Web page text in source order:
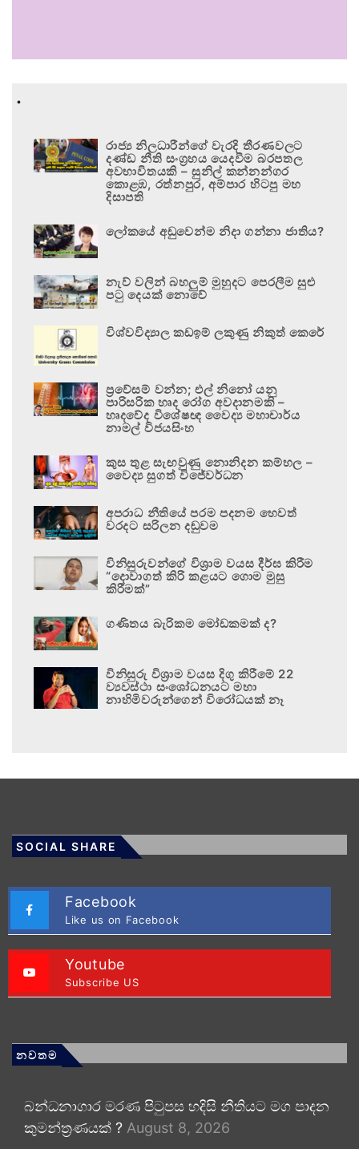
.
රාජ්‍ය නිලධාරීන්ගේ වැරදි තීරණවලට
දණ්ඩ නීති සංග්‍රහය යෙදවීම බරපතල
අවභාවිතයකි – සුනිල් කන්නන්ගර
කොළඹ, රත්නපුර, අම්පාර හිටපු මහ
දිසාපති
ලෝකයේ අඩුවෙන්ම නිදා ගන්නා ජාතිය?
නැව් වලින් බහලුම් මුහුදට පෙරලීම සුළු
පටු දෙයක් නොවේ
විශ්වවිද්‍යාල කඩඉම් ලකුණු නිකුත් කෙරේ
ප්‍රවේසම් වන්න; එල් නිනෝ යනු
පාරිසරික හෘද රෝග අවදානමකි –
හෘදවේද විශේෂඥ වෛද්‍ය මහාචාර්ය
නාමල් විජයසිංහ
කුස තුළ සැඟවුණු නොනිදන කම්හල –
වෛද්‍ය සුගත් විජේවර්ධන
අපරාධ නීතියේ පරම පදනම හෙවත්
වරදට සරිලන දඬුවම
විනිසුරුවන්ගේ විශ්‍රාම වයස දීර්ඝ කිරීම
“දොවාගත් කිරි කළයට ගොම මුසු
කිරීමක්”
ගණිතය බැරිකම මෝඩකමක් ද?
විනිසුරු විශ්‍රාම වයස දිගු කිරීමේ 22
ව්‍යවස්ථා සංශෝධනයට මහා
නාහිමිවරුන්ගෙන් විරෝධයක් නෑ
SOCIAL SHARE
Facebook
Like us on Facebook
Youtube
Subscribe US
නවතම
බන්ධනාගාර මරණ පිටුපස හදිසි නීතියට මග පාදන
කුමන්ත්‍රණයක් ? August 8, 2026